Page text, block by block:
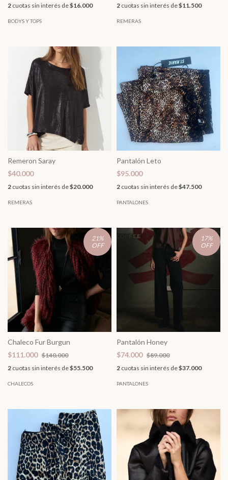
2 cuotas sin interés de$16.000
BODYS Y TOPS
2 cuotas sin interés de$11.500
REMERAS
Remeron Saray
$40.000
2 cuotas sin interés de$20.000
REMERAS
Pantalón Leto
$95.000
2 cuotas sin interés de$47.500
PANTALONES
21%
OFF
Chaleco Fur Burgun
$111.000 $140.000
2 cuotas sin interés de$55.500
CHALECOS
17%
OFF
Pantalón Honey
$74.000 $89.000
2 cuotas sin interés de$37.000
PANTALONES